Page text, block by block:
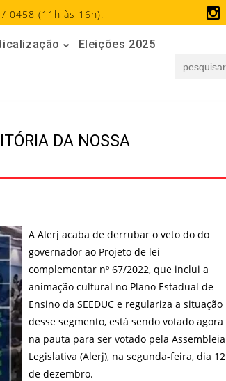
0458 (11h às 16h).
Eleições 2025
for:
DA NOSSA
A Alerj acaba de derrubar o veto do do
governador ao Projeto de lei
complementar nº 67/2022, que inclui a
animação cultural no Plano Estadual de
Ensino da SEEDUC e regulariza a situação
desse segmento, está sendo votado agora
na pauta para ser votado pela Assembleia
Legislativa (Alerj), na segunda-feira, dia 12
de dezembro.